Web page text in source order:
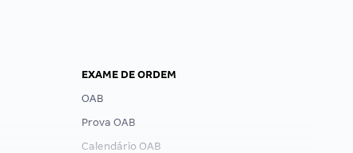
EXAME DE ORDEM
OAB
Prova OAB
Calendário OAB